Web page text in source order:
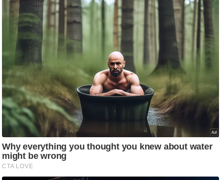
मी
क्षा
र्म
ज्यो
ति
ष
प्र
भु
म
हि